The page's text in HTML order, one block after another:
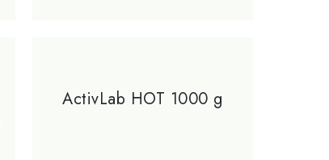
ActivLab HOT 1000 g